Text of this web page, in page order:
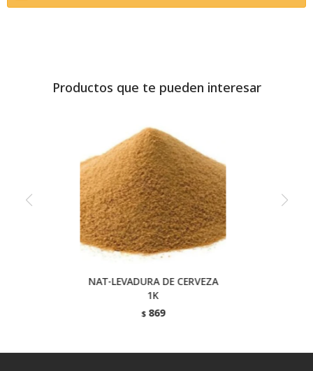
Productos que te pueden interesar
NAT-LEVADURA DE CERVEZA
1K
$ 869